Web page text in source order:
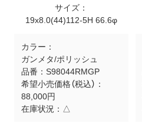
サイズ：
19x8.0(44)112-5H 66.6φ
カラー：
ガンメタ/ポリッシュ
品番： S98044RMGP
希望小売価格（税込）：
88,000円
在庫状況： △